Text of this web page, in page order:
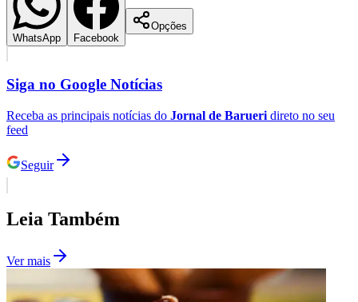
Palmeiras
WhatsApp Facebook
Opções
Siga no Google Notícias
Receba as principais notícias do Jornal de Barueri direto no seu
feed
Seguir
Leia Também
Ver mais